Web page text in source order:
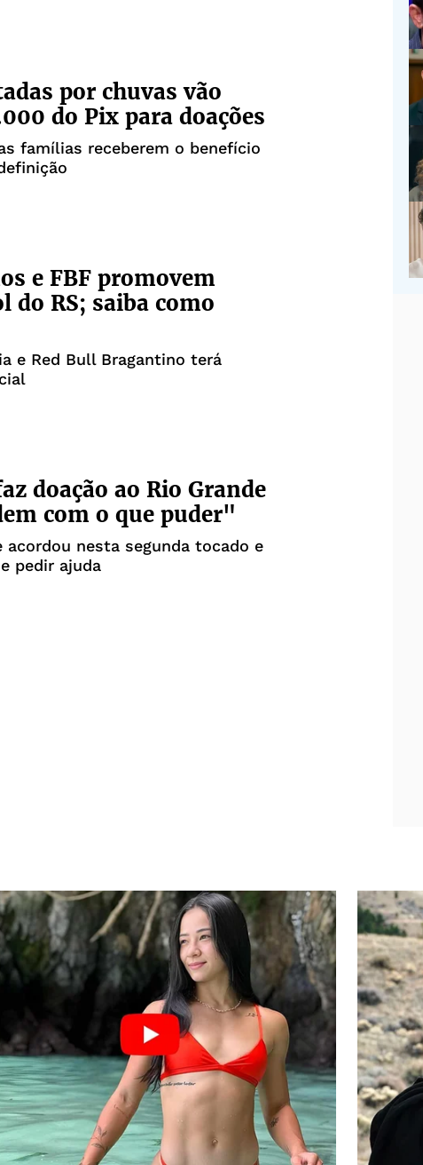
por chuvas vão
do Pix para doações
famílias receberem o benefício
e FBF promovem
do RS; saiba como
e Red Bull Bragantino terá
doação ao Rio Grande
com o que puder"
acordou nesta segunda tocado e
pedir ajuda